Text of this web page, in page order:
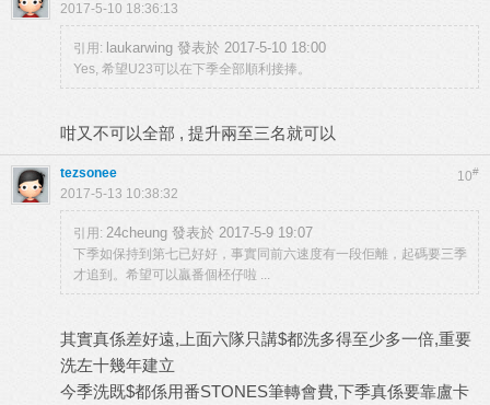
2017-5-10 18:36:13
引用: laukarwing 發表於 2017-5-10 18:00
Yes, 希望U23可以在下季全部順利接捧。
咁又不可以全部 , 提升兩至三名就可以
10#
tezsonee
2017-5-13 10:38:32
引用: 24cheung 發表於 2017-5-9 19:07
下季如保持到第七已好好，事實同前六速度有一段佢離，起碼要三季
才追到。希望可以贏番個柸仔啦 ...
其實真係差好遠,上面六隊只講$都洗多得至少多一倍,重要
洗左十幾年建立
今季洗既$都係用番STONES筆轉會費,下季真係要靠盧卡